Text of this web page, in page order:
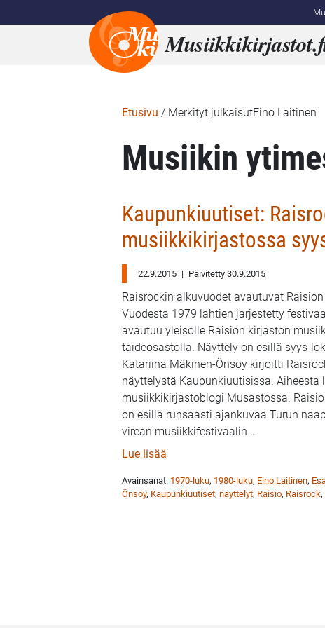
Musiikkikirjastot.
Etusivu / Merkityt julkaisutEino Laitinen
Musiikin
Kaupunkiuutiset:
musiikkikirjastossa
22.9.2015 | Päivitetty 30.9.2015
Raisrockin alkuvuodet avautuvat
Vuodesta 1979 lähtien järjestetty
avautuu yleisölle Raision kirjaston
taideosastolla. Näyttely on esillä syys-
Katariina Mäkinen-Önsoy kirjoitti
näyttelystä Kaupunkiuutisissa. Aiheesta
musiikkikirjastoblogi Musastossa.
on esillä runsaasti ajankuvaa Turun
vireän musiikkifestivaalin…
Lue lisää
Avainsanat: 1970-luku, 1980-luku, Eino Laitinen,
Önsoy, Kaupunkiuutiset, näyttelyt, Raisio, Raisrock,